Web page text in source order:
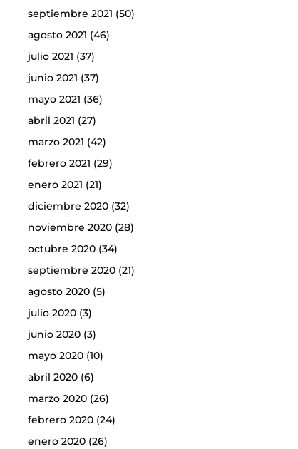
septiembre 2021 (50)
agosto 2021 (46)
julio 2021 (37)
junio 2021 (37)
mayo 2021 (36)
abril 2021 (27)
marzo 2021 (42)
febrero 2021 (29)
enero 2021 (21)
diciembre 2020(32)
noviembre 2020(28)
octubre 2020(34)
septiembre 2020(21)
agosto 2020(5)
julio 2020(3)
junio 2020(3)
mayo 2020(10)
abril 2020(6)
marzo 2020(26)
febrero 2020(24)
enero 2020(26)